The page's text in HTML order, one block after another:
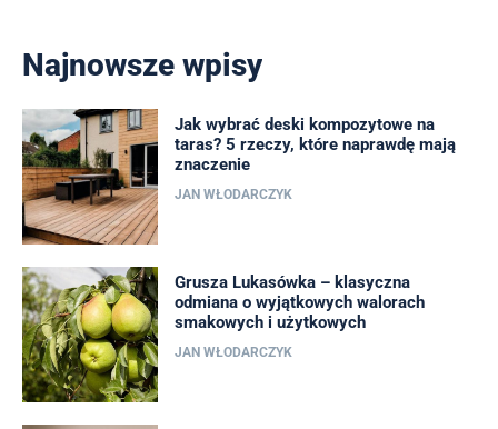
Najnowsze wpisy
Jak wybrać deski kompozytowe na
taras? 5 rzeczy, które naprawdę mają
znaczenie
JAN WŁODARCZYK
Grusza Lukasówka – klasyczna
odmiana o wyjątkowych walorach
smakowych i użytkowych
JAN WŁODARCZYK